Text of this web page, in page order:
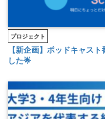
プロジェクト
【新企画】ポッドキャス
した🌟